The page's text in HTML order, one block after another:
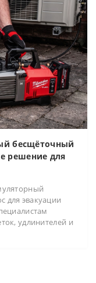
бесщёточный
решение для
для эвакуации
удлинителей и